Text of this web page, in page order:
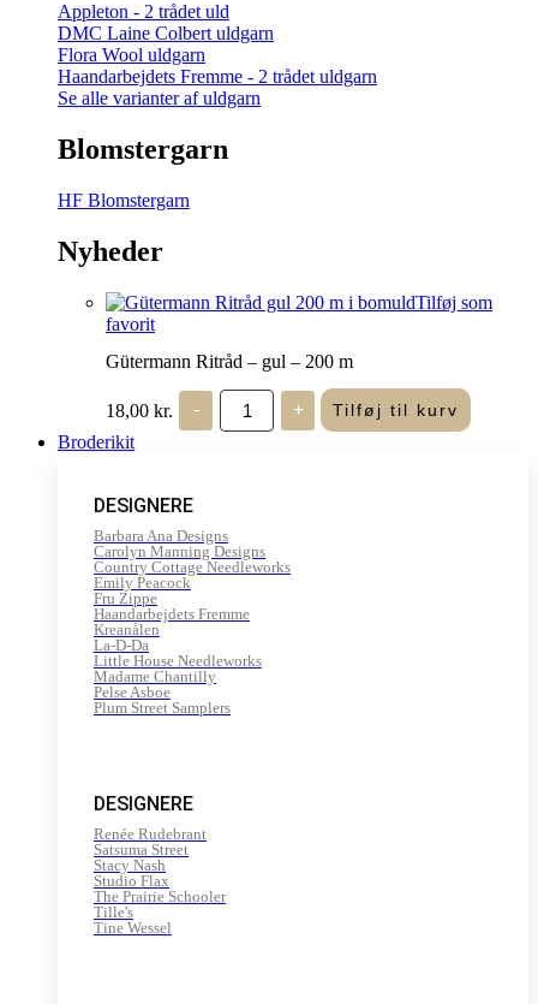
Appleton - 2 trådet uld
DMC Laine Colbert uldgarn
Flora Wool uldgarn
Haandarbejdets Fremme - 2 trådet uldgarn
Se alle varianter af uldgarn
Blomstergarn
HF Blomstergarn
Nyheder
Tilføj som
favorit
Gütermann Ritråd – gul – 200 m
18,00 kr. -
Gütermann
Ritråd
-
antal
+ Tilføj til kurv
Broderikit
DESIGNERE
Barbara Ana Designs
Carolyn Manning Designs
Country Cottage Needleworks
Emily Peacock
Fru Zippe
Haandarbejdets Fremme
Kreanålen
La-D-Da
Little House Needleworks
Madame Chantilly
Pelse Asboe
Plum Street Samplers
DESIGNERE
Renée Rudebrant
Satsuma Street
Stacy Nash
Studio Flax
The Prairie Schooler
Tille's
Tine Wessel